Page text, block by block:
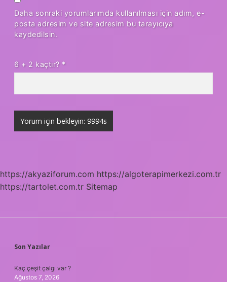
Daha sonraki yorumlarımda kullanılması için adım, e-
posta adresim ve site adresim bu tarayıcıya
kaydedilsin.
6 + 2 kaçtır? *
https://akyaziforum.com https://algoterapimerkezi.com.tr
https://tartolet.com.tr Sitemap
SIDEBAR
Son Yazılar
Kaç çeşit çalgı var ?
Ağustos 7, 2026